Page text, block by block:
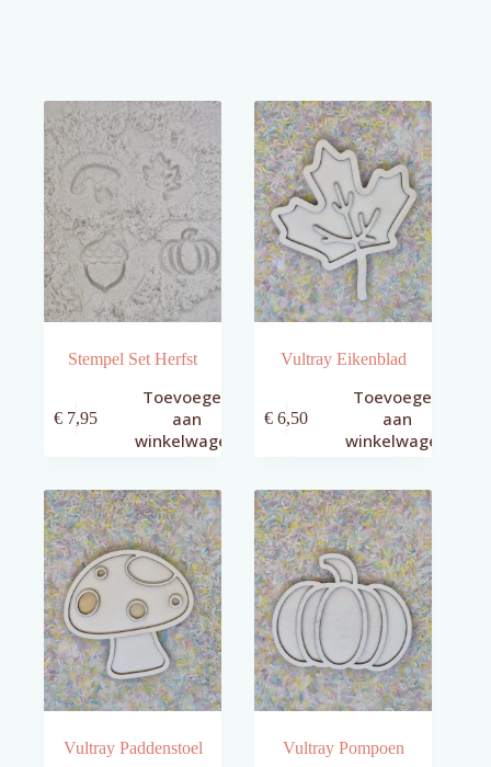
Stempel Set Herfst
€ 7,95
Toevoegen
aan
winkelwagen
Vultray Eikenblad
€ 6,50
Toevoegen
aan
winkelwagen
Vultray Paddenstoel Vultray Pompoen